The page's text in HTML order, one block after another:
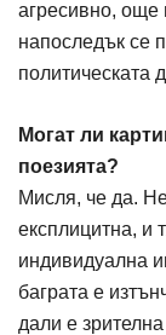
агресивно, още
напоследък се
политическата
Могат ли
поезията?
Мисля, че да.
експлицитна, и
индивидуална
баграта е
дали е